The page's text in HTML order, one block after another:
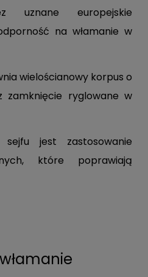
uznane europejskie
na włamanie w
wielościanowy korpus o
ryglowane w
jest zastosowanie
które poprawiają